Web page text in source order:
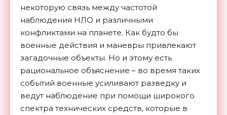
некоторую связь между частотой
наблюдения НЛО и различными
конфликтами на планете. Как будто бы
военные действия и маневры привлекают
загадочные объекты. Но и этому есть
рациональное объяснение – во время таких
событий военные усиливают разведку и
ведут наблюдение при помощи широкого
спектра технических средств, которые в